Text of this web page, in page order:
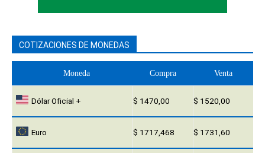
COTIZACIONES DE MONEDAS
Moneda Compra Venta
Dólar Oficial + $ 1470,00 $ 1520,00
Euro $ 1717,468 $ 1731,60